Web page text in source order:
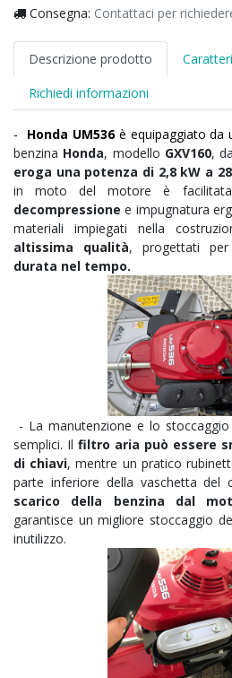
Consegna: Contattaci per
Descrizione prodotto
Richiedi informazioni
- Honda UM536 è equipaggiato da
benzina Honda, modello GXV160, da
eroga una potenza di 2,8 kW a
in moto del motore è
decompressione e impugnatura
materiali impiegati nella
altissima qualità, progettati per
durata nel tempo.
- La manutenzione e lo
semplici. Il filtro aria può essere
di chiavi, mentre un pratico
parte inferiore della vaschetta del
scarico della benzina dal
garantisce un migliore stoccaggio
inutilizzo.